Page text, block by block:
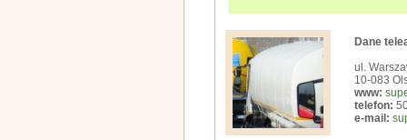
Dane
ul.
10-083
www:
telefon:
e-mail: